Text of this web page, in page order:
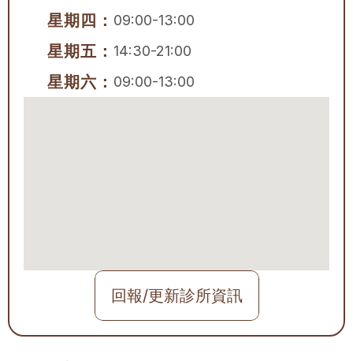
星期四： 09:00-13:00
星期五： 14:30-21:00
星期六： 09:00-13:00
回報/更新診所資訊